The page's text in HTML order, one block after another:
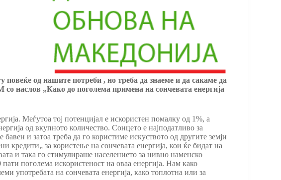
од нашите потреби , но треба да знаеме и да сакаме да
наслов „Како до поголема примена на сончевата енергија
Меѓутоа тој потенцијал е искористен помалку од 1%, а
од вкупното количество. Сонцето е најподатливо за
и затоа треба да го користиме искуството од другите земји
за користење на сончевата енергија, кои ќе бидат на
и така го стимулираше населението за нивно наменско
поголема искористеност на оваа енергија. Нам како
употребата на сончевата енергија, како топлотна или за